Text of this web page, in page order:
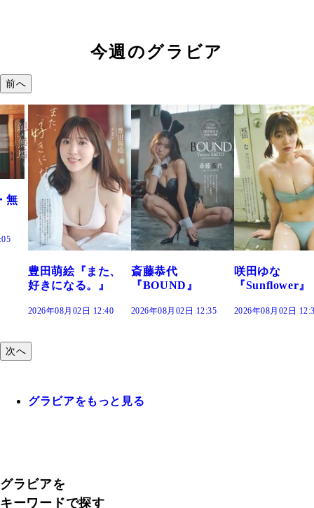
今週のグラビア
前へ
た、
斎藤恭代
『BOUND』
2026年08月02日 12:35
咲田ゆな
『Sunflower』
2026年08月02日 12:30
藤水咲桜『
だまり』
2026年08月02日
次へ
グラビアをもっと見る
グラビアを
キーワードで探す